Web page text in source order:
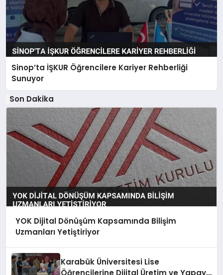
Sinop’ta İŞKUR Öğrencilere Kariyer Rehberliği
Sunuyor
Son Dakika
YOK Dijital Dönüşüm Kapsamında Bilişim
Uzmanları Yetiştiriyor
Karabük Üniversitesi Lise
Öğrencilerine Dijital Üretim ve Yapay